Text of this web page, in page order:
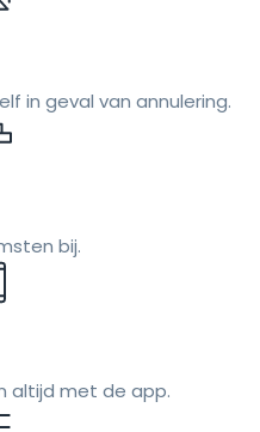
in geval van annulering.
bij.
altijd met de app.